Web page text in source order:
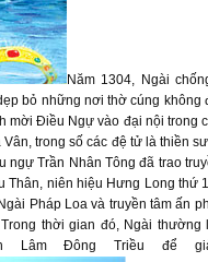
Năm 1304, Ngài
bỏ những nơi thờ cúng
mời Điều Ngự vào đại nội
trong số các đệ tử là thiền
Trần Nhân Tông đã trao
Thân, niên hiệu Hưng Long
Pháp Loa và truyền tâm ấn
thời gian đó, Ngài
Lâm Đông Triều để